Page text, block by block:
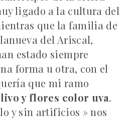
ligado a la cultura del
que la familia de
del Ariscal,
estado siempre
forma u otra, con el
que mi ramo
y flores color uva.
y sin artificios » nos